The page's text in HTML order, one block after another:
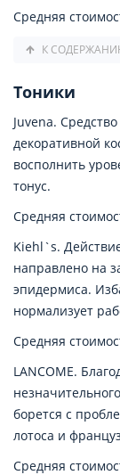
Средняя
К
Тоники
Juvena.
декоративной
восполнить
тонус.
Средняя
Kiehl`s.
направлено на
эпидермиса.
нормализует
Средняя
LANCOME.
борется с
лотоса и
Средняя